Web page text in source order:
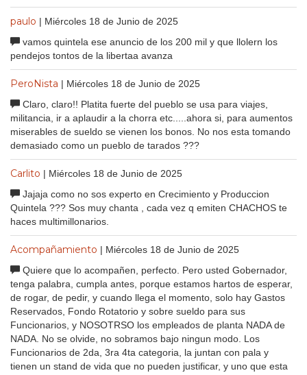
paulo | Miércoles 18 de Junio de 2025
vamos quintela ese anuncio de los 200 mil y que llolern los
pendejos tontos de la libertaa avanza
PeroNista | Miércoles 18 de Junio de 2025
Claro, claro!! Platita fuerte del pueblo se usa para viajes,
militancia, ir a aplaudir a la chorra etc.....ahora si, para aumentos
miserables de sueldo se vienen los bonos. No nos esta tomando
demasiado como un pueblo de tarados ???
Carlito | Miércoles 18 de Junio de 2025
Jajaja como no sos experto en Crecimiento y Produccion
Quintela ??? Sos muy chanta , cada vez q emiten CHACHOS te
haces multimillonarios.
Acompañamiento | Miércoles 18 de Junio de 2025
Quiere que lo acompañen, perfecto. Pero usted Gobernador,
tenga palabra, cumpla antes, porque estamos hartos de esperar,
de rogar, de pedir, y cuando llega el momento, solo hay Gastos
Reservados, Fondo Rotatorio y sobre sueldo para sus
Funcionarios, y NOSOTRSO los empleados de planta NADA de
NADA. No se olvide, no sobramos bajo ningun modo. Los
Funcionarios de 2da, 3ra 4ta categoria, la juntan con pala y
tienen un stand de vida que no pueden justificar, y uno que esta